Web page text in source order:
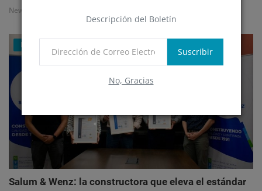
Descripción del Boletín
Suscribir
No, Gracias
NewsAdmin
Mercado Inmobiliario Empresarial
Salum & Wenz: la constructora que eleva el estándar